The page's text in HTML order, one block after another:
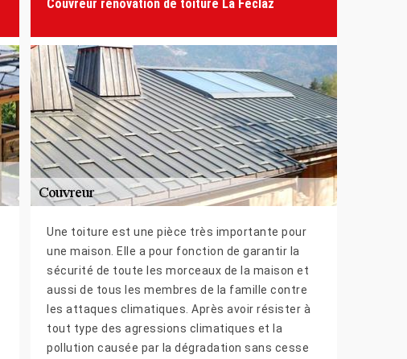
Couvreur rénovation de toiture La Feclaz
Une toiture est une pièce très importante pour
une maison. Elle a pour fonction de garantir la
sécurité de toute les morceaux de la maison et
aussi de tous les membres de la famille contre
les attaques climatiques. Après avoir résister à
tout type des agressions climatiques et la
pollution causée par la dégradation sans cesse